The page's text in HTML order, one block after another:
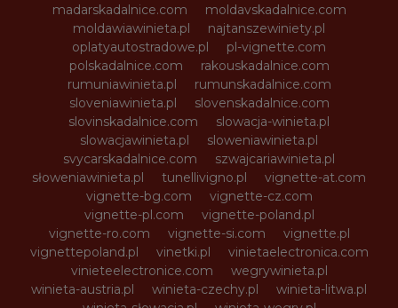
madarskadalnice.com
moldavskadalnice.com
moldawiawinieta.pl
najtanszewiniety.pl
oplatyautostradowe.pl
pl-vignette.com
polskadalnice.com
rakouskadalnice.com
rumuniawinieta.pl
rumunskadalnice.com
sloveniawinieta.pl
slovenskadalnice.com
slovinskadalnice.com
slowacja-winieta.pl
slowacjawinieta.pl
sloweniawinieta.pl
svycarskadalnice.com
szwajcariawinieta.pl
słoweniawinieta.pl
tunellivigno.pl
vignette-at.com
vignette-bg.com
vignette-cz.com
vignette-pl.com
vignette-poland.pl
vignette-ro.com
vignette-si.com
vignette.pl
vignettepoland.pl
vinetki.pl
vinietaelectronica.com
vinieteelectronice.com
wegrywinieta.pl
winieta-austria.pl
winieta-czechy.pl
winieta-litwa.pl